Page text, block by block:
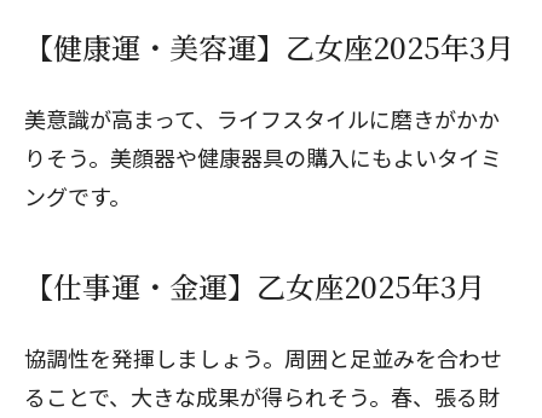
【健康運・美容運】乙女座2025年3月
美意識が高まって、ライフスタイルに磨きがかか
りそう。美顔器や健康器具の購入にもよいタイミ
ングです。
【仕事運・金運】乙女座2025年3月
協調性を発揮しましょう。周囲と足並みを合わせ
ることで、大きな成果が得られそう。春、張る財